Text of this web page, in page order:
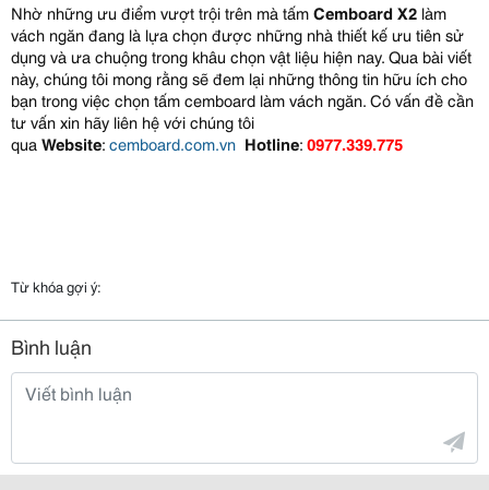
Nhờ những ưu điểm vượt trội trên mà tấmCemboard X2 làm
vách ngăn đang là lựa chọn được những nhà thiết kế ưu tiên sử
dụng và ưa chuộng trong khâu chọn vật liệu hiện nay. Qua bài viết
này, chúng tôi mong rằng sẽ đem lại những thông tin hữu ích cho
bạn trong việc chọn tấm cemboard làm vách ngăn. Có vấn đề cần
tư vấn xin hãy liên hệ với chúng tôi
quaWebsite:cemboard.com.vn Hotline:0977.339.775
Từ khóa gợi ý:
Bình luận